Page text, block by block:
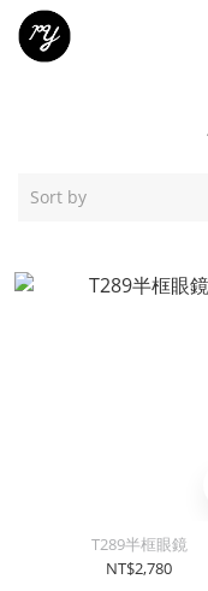
Sort by
T289半框眼鏡
NT$2,780